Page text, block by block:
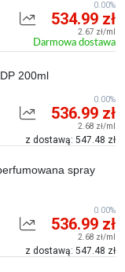
534.99 zł
2.67 zł/ml
Darmowa dostawa
0.00%
200ml
536.99 zł
2.68 zł/ml
z dostawą: 547.48 zł
0.00%
spray
536.99 zł
2.68 zł/ml
z dostawą: 547.48 zł
0.00%